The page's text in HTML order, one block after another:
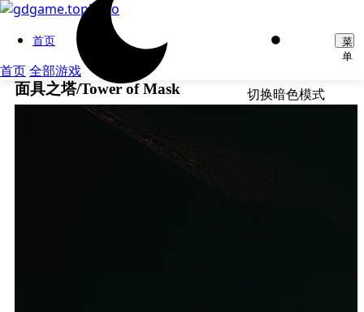
首页
首页全部游戏
切换暗色模式
菜
单
面具之塔/Tower of Mask